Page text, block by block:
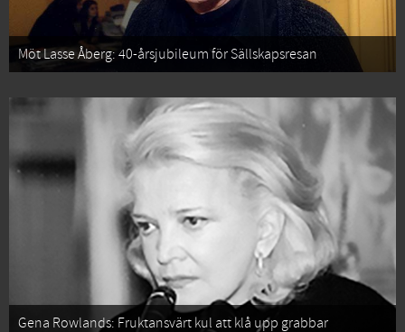
Möt Lasse Åberg: 40-årsjubileum för Sällskapsresan
Gena Rowlands: Fruktansvärt kul att klå upp grabbar